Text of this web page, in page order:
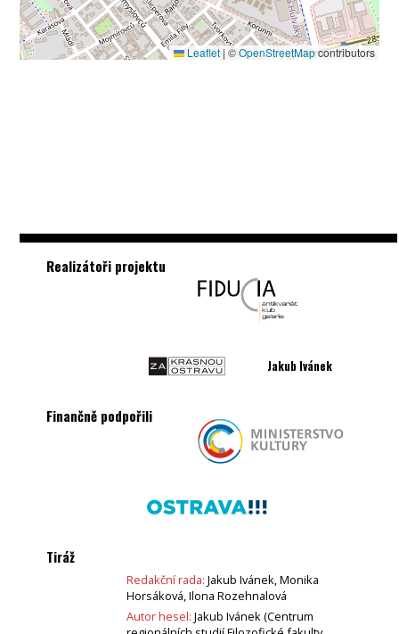
Leaflet | ©OpenStreetMapcontributors
Realizátoři projektu
Jakub Ivánek
Finančně podpořili
Tiráž
Redakční rada: Jakub Ivánek, Monika
Horsáková, Ilona Rozehnalová
Autor hesel: Jakub Ivánek (Centrum